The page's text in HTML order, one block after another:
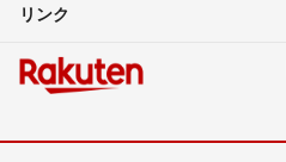
リンク